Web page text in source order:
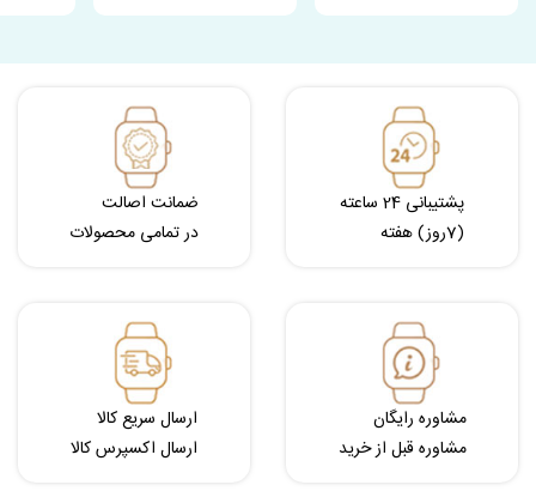
پشتیبانی 24 ساعته
(7روز) هفته
ضمانت اصالت
در تمامی محصولات
مشاوره رایگان
مشاوره قبل از خرید
ارسال سریع کالا
ارسال اکسپرس کالا